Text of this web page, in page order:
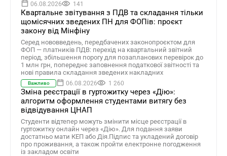
06.08.2026 141
Квартальне звітування з ПДВ та складання тільки
щомісячних зведених ПН для ФОПів: проєкт
закону від Мінфіну
Серед нововведень, передбачених законопроєктом для
ФОП — платників ПДВ: перехід на квартальний звітний
період, збільшення порогу для позапланових перевірок до
1 млн грн, попереднє заповнення податкової звітності та
нові правила складання зведених накладних
Важливо 06.08.2026 1 260
Зміна реєстрації в гуртожитку через «Дію»:
алгоритм оформлення студентами витягу без
відвідування ЦНАП
Студенти відтепер можуть змінити місце реєстрації в
гуртожитку онлайн через «Дію». Для подання заяви
достатньо мати КЕП або Дія.Підпис та укладений договір
про проживання, а також пройти електронне погодження
із закладом освіти